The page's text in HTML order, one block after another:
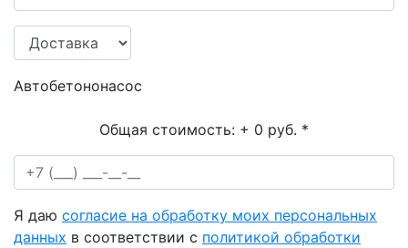
Автобетононасос
Общая стоимость: + 0 руб. *
Я даю согласие на обработку моих персональных
данных в соответствии с политикой обработки